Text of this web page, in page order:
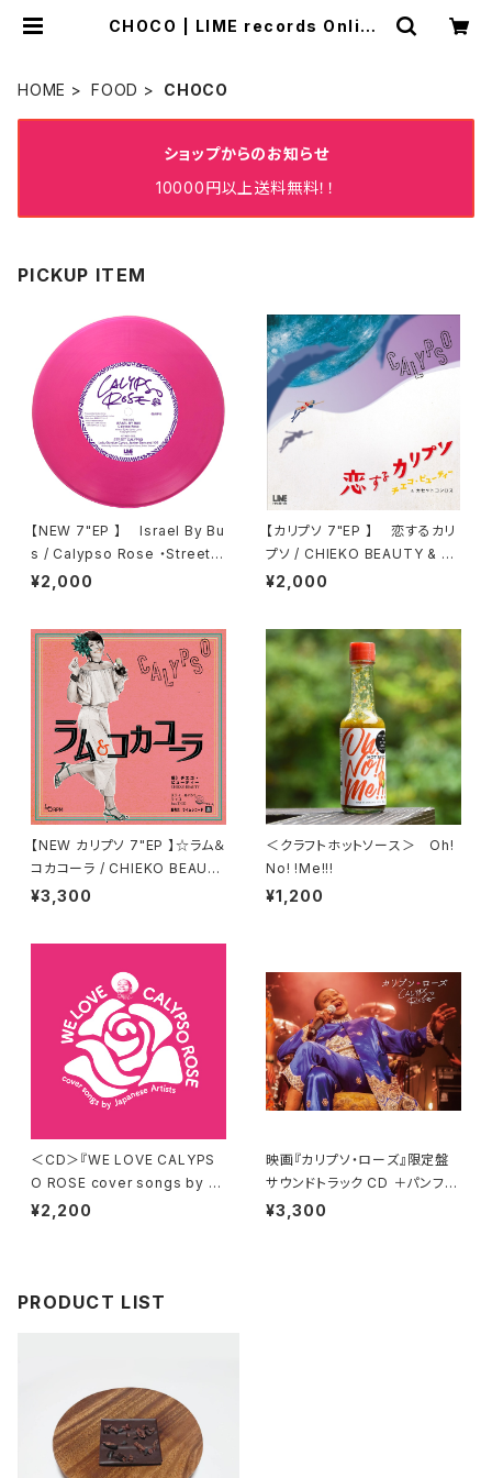
CHOCO | LIME records Online
HOME FOOD CHOCO
ショップからのお知らせ
10000円以上送料無料！！
PICKUP ITEM
【NEW 7"EP 】 Israel By Bu
s / Calypso Rose ・Street C
alypso / Lola, Gordon Cyru
¥2,000
【カリプソ 7"EP 】 恋するカリ
プソ / CHIEKO BEAUTY & Ca
SSETTE CON-LOS
¥2,000
【NEW カリプソ 7"EP 】☆ラム＆
コカコーラ / CHIEKO BEAUT
Y feat . TICO (Little Temp
¥3,300
＜クラフトホットソース＞ Oh!
No! !Me!!!
¥1,200
＜CD＞『WE LOVE CALYPS
O ROSE cover songs by Ja
¥2,200
映画『カリプソ・ローズ』限定盤
サウンドトラック CD ＋パンフレ
ット 【送料無料】
¥3,300
PRODUCT LIST